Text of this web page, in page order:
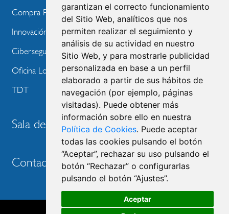
garantizan el correcto funcionamiento
del Sitio Web, analíticos que nos
permiten realizar el seguimiento y
análisis de su actividad en nuestro
Sitio Web, y para mostrarle publicidad
personalizada en base a un perfil
elaborado a partir de sus hábitos de
navegación (por ejemplo, páginas
visitadas). Puede obtener más
información sobre ello en nuestra
Política de Cookies. Puede aceptar
todas las cookies pulsando el botón
“Aceptar”, rechazar su uso pulsando el
botón “Rechazar” o configurarlas
pulsando el botón “Ajustes”.
Aceptar
Compra Pública de Innovación
Innovación Tecnológica
Ciberseguridad
Oficina Local de Ayudas Públicas
TDT
Sala de prensa
Contacto
Accesibilidad Aviso legal Política de privacidad